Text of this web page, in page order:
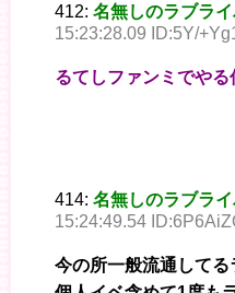
412: 名無しのラブラ
15:23:28.09 ID:5Y/
るてしファンミでや
414: 名無しのラブラ
15:24:49.54
今の所一般流通して